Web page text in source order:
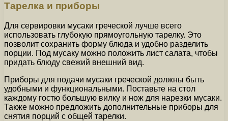
Тарелка и приборы
Для сервировки мусаки греческой лучше всего
использовать глубокую прямоугольную тарелку. Это
позволит сохранить форму блюда и удобно разделить
порции. Под мусаку можно положить лист салата, чтобы
придать блюду свежий внешний вид.
Приборы для подачи мусаки греческой должны быть
удобными и функциональными. Поставьте на стол
каждому гостю большую вилку и нож для нарезки мусаки.
Также можно предложить дополнительные приборы для
снятия порций с общей тарелки.